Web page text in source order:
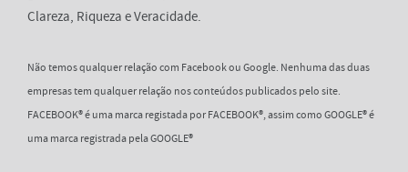
Clareza, Riqueza e Veracidade.
Não temos qualquer relação com Facebook ou Google. Nenhuma das duas
empresas tem qualquer relação nos conteúdos publicados pelo site.
FACEBOOK® é uma marca registada por FACEBOOK®, assim como GOOGLE® é
uma marca registrada pela GOOGLE®